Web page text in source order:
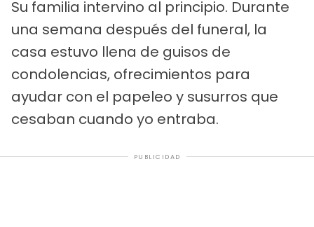
Su familia intervino al principio. Durante
una semana después del funeral, la
casa estuvo llena de guisos de
condolencias, ofrecimientos para
ayudar con el papeleo y susurros que
cesaban cuando yo entraba.
PUBLICIDAD